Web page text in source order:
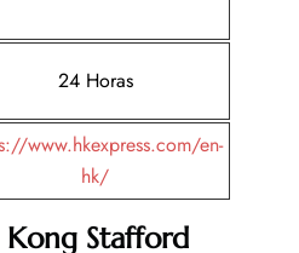
24 Horas
www.hkexpress.com/en-
hk/
Stafford